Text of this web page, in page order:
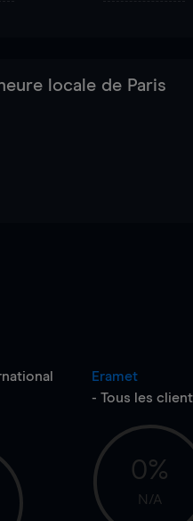
locale de Paris
Eramet
- Tous les
0%
N/A